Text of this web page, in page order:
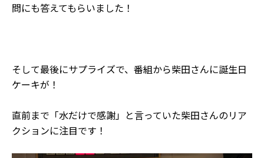
問にも答えてもらいました！
そして最後にサプライズで、番組から柴田さんに誕生日
ケーキが！
直前まで「水だけで感謝」と言っていた柴田さんのリア
クションに注目です！